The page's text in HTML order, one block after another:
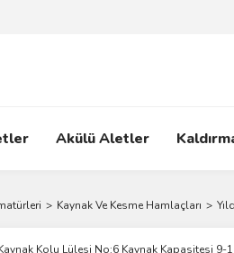
Akülü Aletler
Kaynak Ve Kesme Hamlaçları